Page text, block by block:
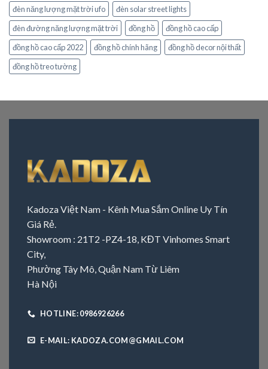
đèn năng lượng mặt trời ufo
đèn solar street lights
đèn đường năng lượng mặt trời
đồng hồ
đồng hồ cao cấp
đồng hồ cao cấp 2022
đồng hồ chính hãng
đồng hồ decor nội thất
đồng hồ treo tường
Kadoza Việt Nam - Kênh Mua Sắm Online Uy Tín
Giá Rẻ.
Showroom : 21T2 -PZ4-18, KĐT Vinhomes Smart
City,
Phường Tây Mô, Quận Nam Từ Liêm
Hà Nội
HOTLINE: 0986926266
E-MAIL: KADOZA.COM@GMAIL.COM